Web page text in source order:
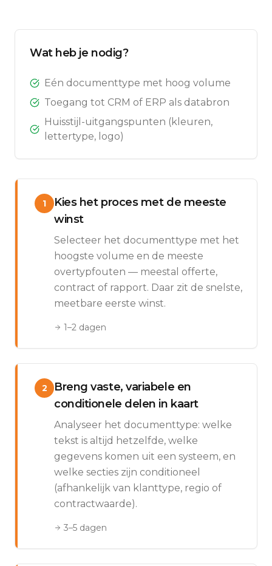
Wat heb je nodig?
Eén documenttype met hoog volume
Toegang tot CRM of ERP als databron
Huisstijl-uitgangspunten (kleuren,
lettertype, logo)
1
Kies het proces met de meeste
winst
Selecteer het documenttype met het
hoogste volume en de meeste
overtypfouten — meestal offerte,
contract of rapport. Daar zit de snelste,
meetbare eerste winst.
1–2 dagen
2
Breng vaste, variabele en
conditionele delen in kaart
Analyseer het documenttype: welke
tekst is altijd hetzelfde, welke
gegevens komen uit een systeem, en
welke secties zijn conditioneel
(afhankelijk van klanttype, regio of
contractwaarde).
3–5 dagen